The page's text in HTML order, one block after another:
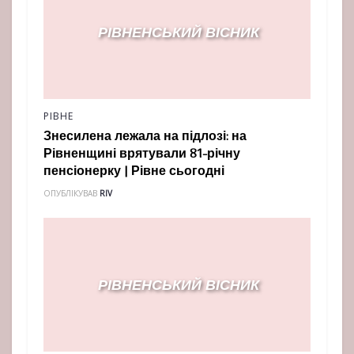
РІВНЕ
Знесилена лежала на підлозі: на
Рівненщині врятували 81-річну
пенсіонерку | Рівне сьогодні
ОПУБЛІКУВАВ RIV